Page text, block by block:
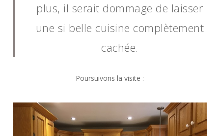
plus, il serait dommage de laisser
une si belle cuisine complètement
cachée.
Poursuivons la visite :